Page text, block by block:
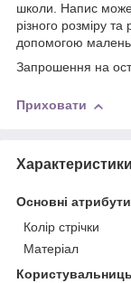
школи. Напис може
різного розміру та
допомогою
Запрошення на
Приховати
Характеристики
Основні атрибути
Колір стрічки
Матеріал